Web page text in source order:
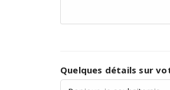
Quelques détails sur